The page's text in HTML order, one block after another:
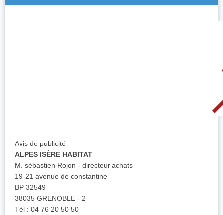
Avis de publicité
ALPES ISÈRE HABITAT
M. sébastien Rojon - directeur achats
19-21 avenue de constantine
BP 32549
38035 GRENOBLE - 2
Tél : 04 76 20 50 50